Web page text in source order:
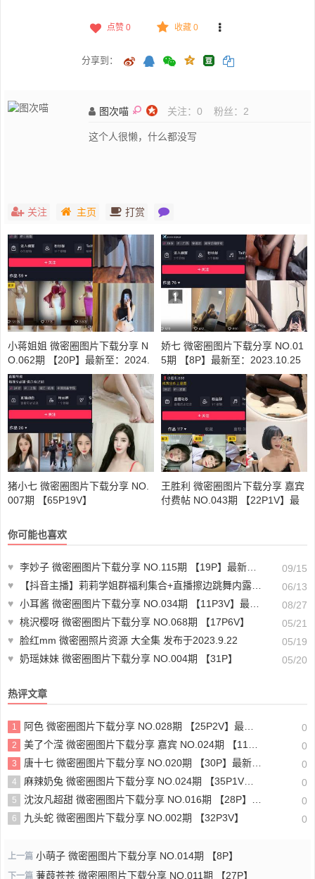
点赞 0 收藏 0
分享到：
图次喵 关注： 0 粉丝： 2
这个人很懒，什么都没写
关注 主页 打赏
小蒋姐姐 微密圈图片下载分享 N
O.062期 【20P】最新至：2024.
6.18
娇七 微密圈图片下载分享 NO.01
5期 【8P】最新至：2023.10.25
猪小七 微密圈图片下载分享 NO.
007期 【65P19V】
王胜利 微密圈图片下载分享 嘉宾
付费帖 NO.043期 【22P1V】最
你可能也喜欢
♥ 李妙子 微密圈图片下载分享 NO.115期 【19P】最新至：2024.9.11
09/15
♥
【抖音主播】莉莉学姐群福利集合+直播擦边跳舞内露 无水印 （5v/934m）跳舞视频下载
06/13
♥ 小耳酱 微密圈图片下载分享 NO.034期 【11P3V】最新至：2024.8.20
08/27
♥ 桃沢樱呀 微密圈图片下载分享 NO.068期 【17P6V】
05/21
♥
脸红mm 微密圈照片资源 大全集 发布于2023.9.22
05/19
♥ 奶瑶妹妹 微密圈图片下载分享 NO.004期 【31P】 05/20
热评文章
1 阿色 微密圈图片下载分享 NO.028期 【25P2V】最新至：2024.6.13 0
2 美了个滢 微密圈图片下载分享 嘉宾 NO.024期 【11P】最新至：2023.6.26 0
3 唐十七 微密圈图片下载分享 NO.020期 【30P】最新至：2024.6.19 0
4 麻辣奶兔 微密圈图片下载分享 NO.024期 【35P1V】最新至：2023.6.29 0
5 沈汝凡超甜 微密圈图片下载分享 NO.016期 【28P】最新至：2024.6.29 0
6 九头蛇 微密圈图片下载分享 NO.002期 【32P3V】 0
上一篇 小萌子 微密圈图片下载分享 NO.014期 【8P】
下一篇 蒹葭苍苍 微密圈图片下载分享 NO.011期 【27P】